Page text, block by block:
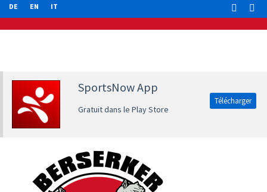
DE EN IT
SportsNow App
Gratuit dans le Play Store
Télécharger